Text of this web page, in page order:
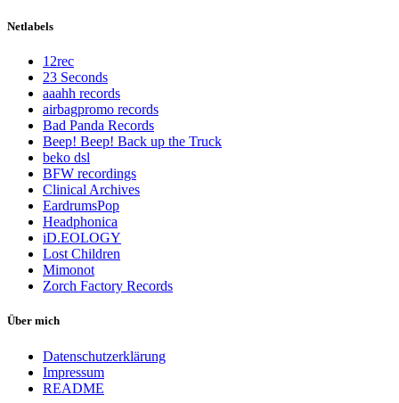
Netlabels
12rec
23 Seconds
aaahh records
airbagpromo records
Bad Panda Records
Beep! Beep! Back up the Truck
beko dsl
BFW recordings
Clinical Archives
EardrumsPop
Headphonica
iD.EOLOGY
Lost Children
Mimonot
Zorch Factory Records
Über mich
Datenschutzerklärung
Impressum
README